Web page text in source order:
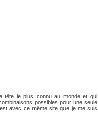
tête le plus connu au monde et qui
possibles pour une seule
avec ce même site que je me suis